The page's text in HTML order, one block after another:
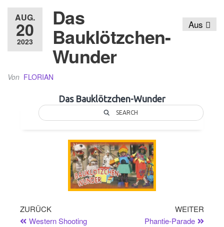
AUG.
20
2023
Aus
Das
Bauklötzchen-
Wunder
Von FLORIAN
Das Bauklötzchen-Wunder
SEARCH
ZURÜCK
Western Shooting
WEITER
Phantie-Parade